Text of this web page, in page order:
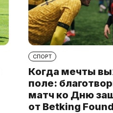
СПОРТ
Когда мечты
поле:
матч ко Дню
от Betking